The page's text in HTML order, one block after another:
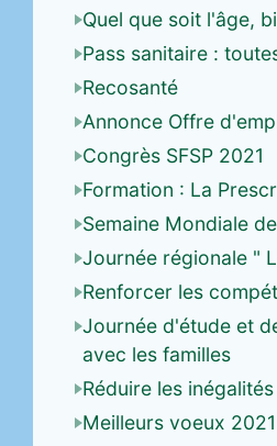
Quel que soit l'âge,
Pass sanitaire :
Recosanté
Annonce Offre
Congrès SFSP 2021
Formation : La
Semaine Mondiale
Journée régionale "
Renforcer les
Journée d'étude et
avec les familles
Réduire les
Meilleurs voeux 2021